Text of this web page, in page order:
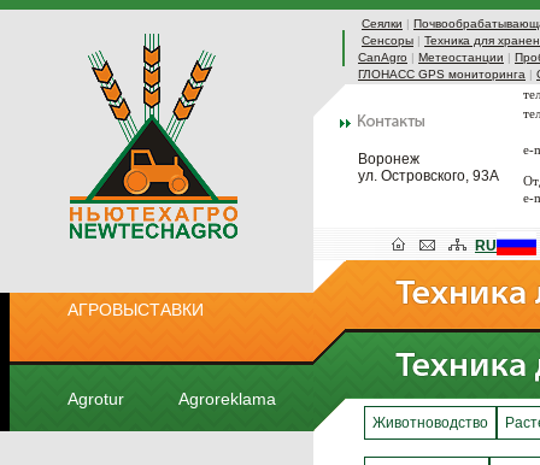
Сеялки |
Сенсоры | Техника для
CanAgro | Метеостанции |
ГЛОНАСС GPS мониторинга |
Воронеж
ул. Островского, 93А
e-
e-
АГРОВЫСТАВКИ
Agrotur Agroreklama
RU
Животноводство